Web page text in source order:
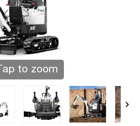
Tap to zoom